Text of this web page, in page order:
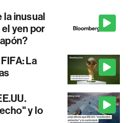
inusual
yen por
La
y lo